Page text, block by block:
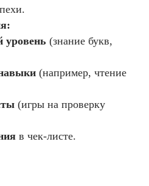
уровень (знание букв,
(например, чтение
(игры на проверку
в чек-листе.